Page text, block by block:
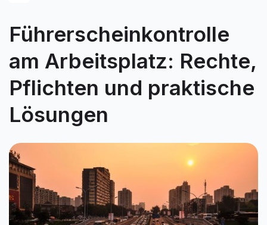
Führerscheinkontrolle
am Arbeitsplatz: Rechte,
Pflichten und praktische
Lösungen